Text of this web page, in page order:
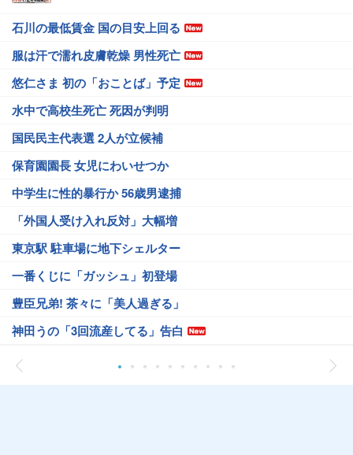
石川の最低賃金 国の目安上回る
服は汗で濡れ皮膚乾燥 男性死亡
悠仁さま 初の「おことば」予定
水中で高校生死亡 死因が判明
国民民主代表選 2人が立候補
保育園園長 女児にわいせつか
中学生に性的暴行か 56歳男逮捕
「外国人受け入れ反対」大幅増
東京駅 駐車場に地下シェルター
一番くじに「ガッシュ」初登場
豊臣兄弟! 茶々に「美人過ぎる」
神田うの「3回流産してる」告白